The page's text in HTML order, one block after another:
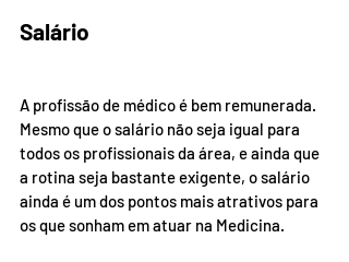
Salário
A profissão de médico é bem remunerada.
Mesmo que o salário não seja igual para
todos os profissionais da área, e ainda que
a rotina seja bastante exigente, o salário
ainda é um dos pontos mais atrativos para
os que sonham em atuar na Medicina.